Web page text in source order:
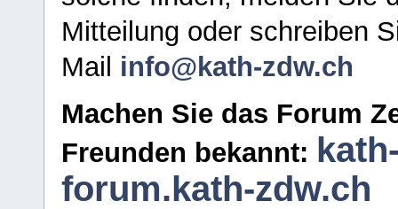
Mitteilung oder schreiben
Mail info@kath-zdw.ch
Machen Sie das Forum
Freunden bekannt:
forum.kath-zdw.ch